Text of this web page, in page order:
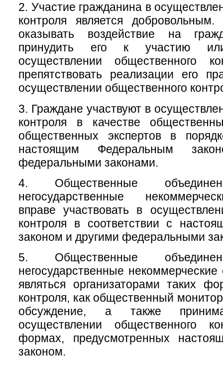
2. Участие гражданина в
контроля является
оказывать воздействие на
принудить его к участию
осуществлении общественного
препятствовать реализации его
осуществлении общественного
3. Граждане участвуют в
контроля в качестве
общественных экспертов в
настоящим Федеральным
федеральными законами.
4. Общественные
негосударственные
вправе участвовать в
контроля в соответствии с
законом и другими федеральными
5. Общественные
негосударственные некоммерческие
являться организаторами таких
контроля, как общественный
обсуждение, а также
осуществлении общественного
формах, предусмотренных
законом.